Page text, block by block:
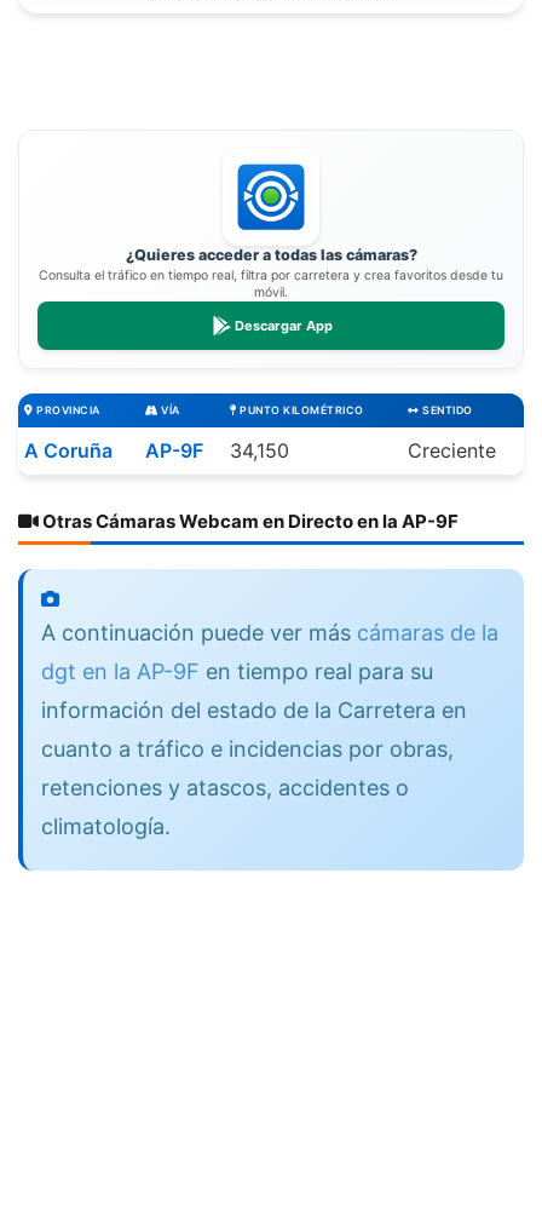
¿Quieres acceder a todas las cámaras?
Consulta el tráfico en tiempo real, filtra por carretera y crea favoritos desde tu
móvil.
Descargar App
PROVINCIA VÍA PUNTO KILOMÉTRICO SENTIDO
A Coruña AP-9F 34,150 Creciente
Otras Cámaras Webcam en Directo en la AP-9F
A continuación puede ver más cámaras de la
dgt en la AP-9F en tiempo real para su
información del estado de la Carretera en
cuanto a tráfico e incidencias por obras,
retenciones y atascos, accidentes o
climatología.